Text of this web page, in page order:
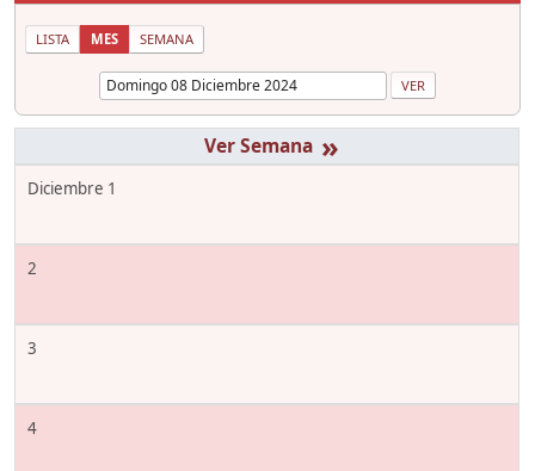
LISTA MES SEMANA
»
Diciembre 1
2
3
4